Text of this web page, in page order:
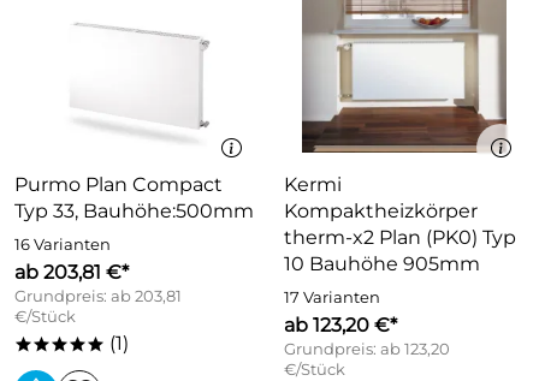
Purmo Plan Compact
Typ 33, Bauhöhe:500mm
16 Varianten
ab 203,81 €*
Grundpreis: ab 203,81
€/Stück
***** (1)
Kermi
Kompaktheizkörper
therm-x2 Plan (PK0) Typ
10 Bauhöhe 905mm
17 Varianten
ab 123,20 €*
Grundpreis: ab 123,20
€/Stück